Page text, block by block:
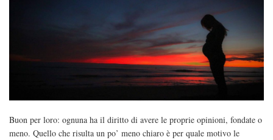
Buon per loro: ognuna ha il diritto di avere le proprie opinioni, fondate o
meno. Quello che risulta un po’ meno chiaro è per quale motivo le